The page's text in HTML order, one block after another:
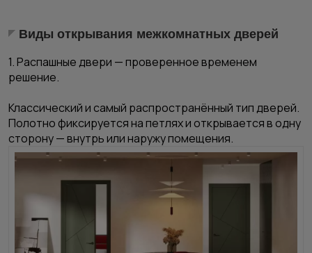
Виды открывания межкомнатных дверей
1. Распашные двери — проверенное временем
решение.
Классический и самый распространённый тип дверей.
Полотно фиксируется на петлях и открывается в одну
сторону — внутрь или наружу помещения.